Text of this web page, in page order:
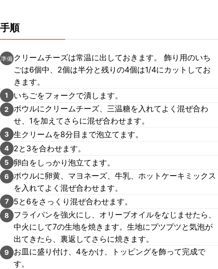
手順
準備 クリームチーズは常温に出しておきます。 飾り用のいち
ごは6個中、2個は半分と残りの4個は1/4にカットしてお
きます。
1 いちごをフォークで潰します。
2
ボウルにクリームチーズ、三温糖を入れてよく混ぜ合わ
せ、1を加えてさらに混ぜ合わせます。
3 生クリームを8分目まで泡立てます。
4 2と3を合わせます。
5 卵白をしっかり泡立てます。
6 ボウルに卵黄、マヨネーズ、牛乳、ホットケーキミックス
を入れてよく混ぜ合わせます。
7 5と6をさっくり混ぜ合わせます。
8
フライパンを強火にし、オリーブオイルをなじませたら、
中火にして7の生地を焼きます。生地にプツプツと気泡が
出てきたら、裏返してさらに焼きます。
9
お皿に盛り付け、4をかけ、トッピングを飾って完成で
す。